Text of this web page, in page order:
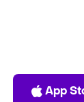
App